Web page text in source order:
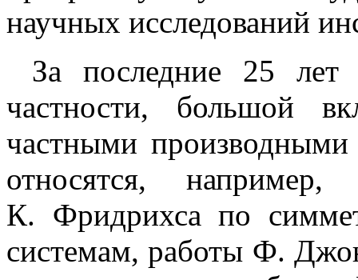
научных исследований
За последние 25 лет
частности, большой
частными
относятся, например,
К. Фридрихса по
системам, работы Ф.